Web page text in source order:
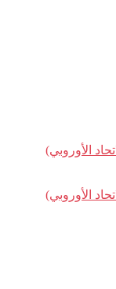
الأوروبي)
الأوروبي)